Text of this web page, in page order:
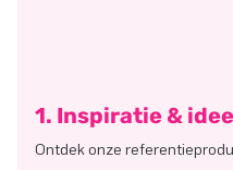
1. Inspiratie &
Ontdek onze